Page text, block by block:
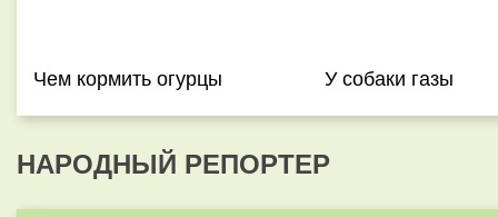
Чем кормить огурцы У собаки газы
НАРОДНЫЙ РЕПОРТЕР